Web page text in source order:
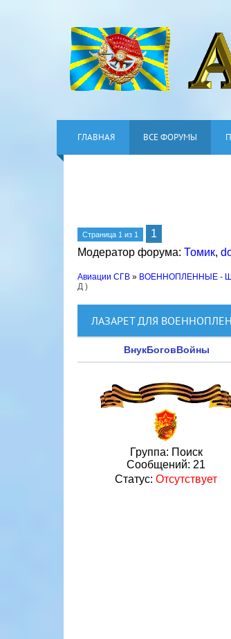
ГЛАВНАЯ ВСЕ ФОРУМЫ
Страница 1 из 1
1
Модератор форума: Томик,
Авиации СГВ » ВОЕННОПЛЕННЫЕ -
Д )
ЛАЗАРЕТ ДЛЯ
ВнукБоговВойны
Группа: Поиск
Сообщений: 21
Статус: Отсутствует